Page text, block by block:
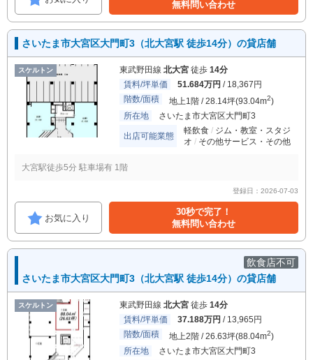
無料問い合わせ
さいたま市大宮区大門町3（北大宮駅 徒歩14分）の貸店舗
スケルトン 東武野田線 北大宮 徒歩 14分
賃料/坪単価
51.684万円 / 18,367円
階数/面積
地上1階 / 28.14坪(93.04m2)
所在地
さいたま市大宮区大門町3
出店可能業態
軽飲食
ジム・教室・スタジ
オ
その他サービス・その他
大宮駅徒歩5分 駐車場有 1階
登録日：2026-07-03
お気に入り
30秒で完了！
無料問い合わせ
飲食店不可
さいたま市大宮区大門町3（北大宮駅 徒歩14分）の貸店舗
スケルトン 東武野田線 北大宮 徒歩 14分
賃料/坪単価
37.188万円 / 13,965円
階数/面積
地上2階 / 26.63坪(88.04m2)
所在地
さいたま市大宮区大門町3